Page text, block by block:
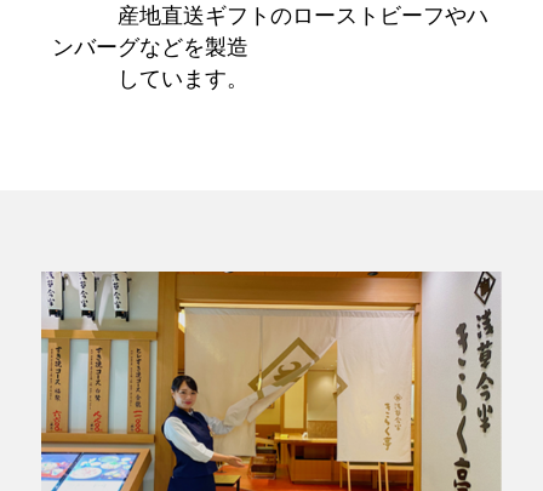
産地直送ギフトのローストビーフやハ
ンバーグなどを製造
しています。